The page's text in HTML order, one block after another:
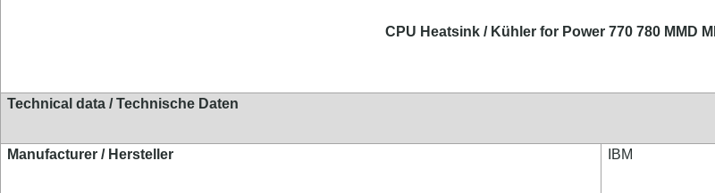
CPU Heatsink / Kühler for Power 770 780 MMD
Technical data / Technische Daten
Manufacturer / Hersteller IBM